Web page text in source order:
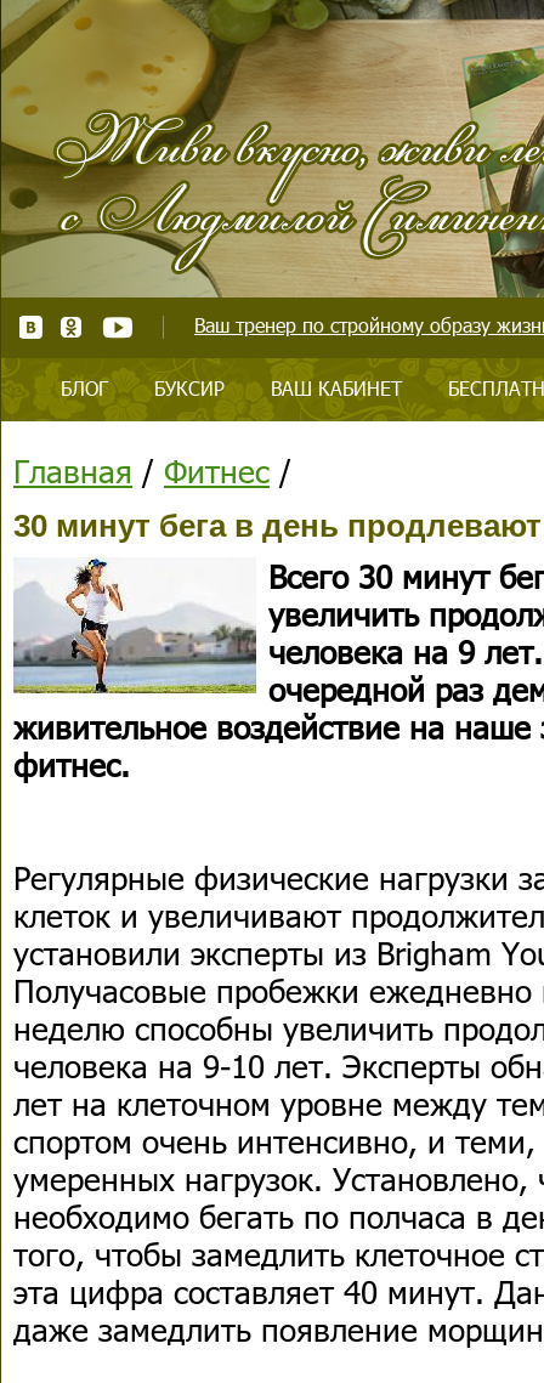
Ваш тренер по стройному образу
БЛОГ БУКСИР ВАШ КАБИНЕТ
Главная / Фитнес /
30 минут бега в день
Всего 30 минут
увеличить
человека на 9
очередной раз
живительное воздействие на наше
фитнес.
Регулярные физические нагрузки
клеток и увеличивают
установили эксперты из Brigham
Получасовые пробежки ежедневно
неделю способны увеличить
человека на 9-10 лет. Эксперты
лет на клеточном уровне между
спортом очень интенсивно, и
умеренных нагрузок.
необходимо бегать по полчаса в
того, чтобы замедлить клеточное
эта цифра составляет 40 минут.
даже замедлить появление